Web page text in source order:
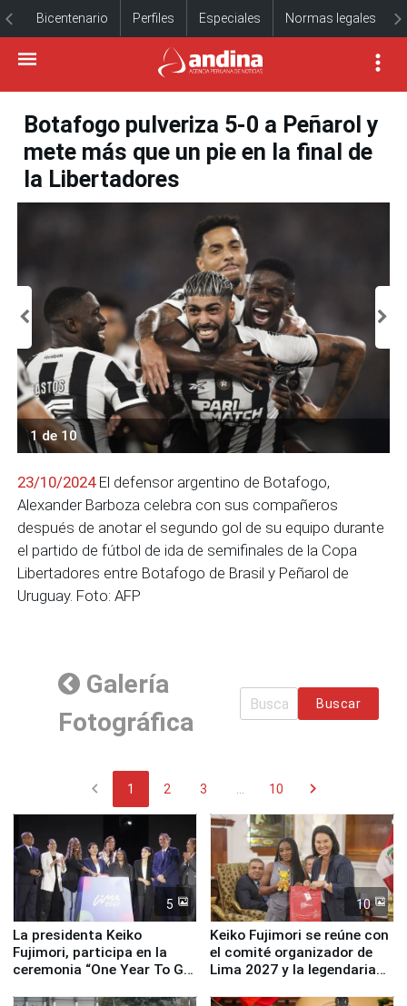
Bicentenario Perfiles Especiales Normas legales
Botafogo pulveriza 5-0 a Peñarol y
mete más que un pie en la final de
la Libertadores
1 de 10
23/10/2024El defensor argentino de Botafogo,
Alexander Barboza celebra con sus compañeros
después de anotar el segundo gol de su equipo durante
el partido de fútbol de ida de semifinales de la Copa
Libertadores entre Botafogo de Brasil y Peñarol de
Uruguay. Foto: AFP
Galería
Fotográfica
Buscar
chevron_left 1 2 3 10 chevron_right
5
La presidenta Keiko
Fujimori, participa en la
ceremonia “One Year To Go
10
Keiko Fujimori se reúne con
el comité organizador de
Lima 2027 y la legendaria